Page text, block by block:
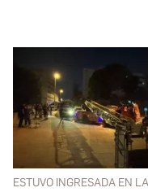
ESTUVO INGRESADA EN